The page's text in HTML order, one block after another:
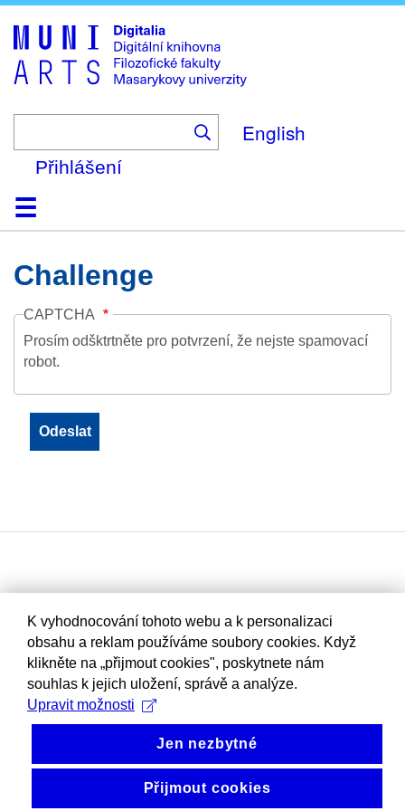
to
main
content
English
Přihlášení
DomůKolekce
Prohlížení
Vyhledávání
O platformě
Nápověda
KontaktDigitalia
Challenge
CAPTCHA
Prosím odšktrtněte pro potvrzení, že nejste spamovací
robot.
K vyhodnocování tohoto webu a k personalizaci
obsahu a reklam používáme soubory cookies. Když
klikněte na „přijmout cookies", poskytnete nám
souhlas k jejich uložení, správě a analýze.
Upravit možnosti
Jen nezbytné
Přijmout cookies